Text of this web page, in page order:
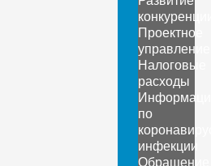
Проектное
управление
Налоговые
расходы
по
инфекции
Обращение